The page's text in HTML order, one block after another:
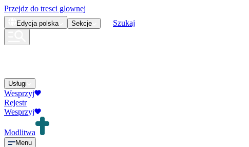
Przejdz do tresci glownej
Edycja polska Sekcje Szukaj
Usługi
Wesprzyj
Rejestr
Wesprzyj
Modlitwa
Menu